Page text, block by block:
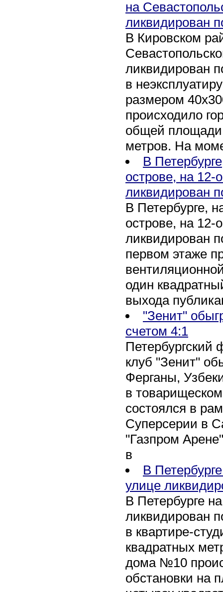
на
ликвидирован
В Кировском
ликвидирован
в
размером
происходило
общей площади
метров. На
В
острове, на 12-
ликвидирован
В Петербурге,
острове, на 12-
ликвидирован
первом этаже
один
выхода
"Зенит"
счетом 4:1
Петербургский
клуб "Зенит"
Ферганы,
в
состоялся в
Суперсерии в
"Газпром
в
В
улице
В Петербурге
ликвидирован
в квартире-
квадратных
дома №10
обстановки на